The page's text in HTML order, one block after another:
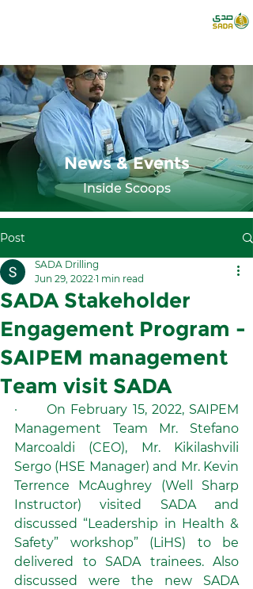
News & Events
Inside Scoops
Post
SADA Stakeholder
Engagement Program -
SAIPEM management
Team visit SADA
SADA Drilling
Jun 29, 2022 1 min read
·      On February 15, 2022, SAIPEM
Management Team Mr. Stefano
Marcoaldi (CEO), Mr. Kikilashvili
Sergo (HSE Manager) and Mr. Kevin
Terrence McAughrey (Well Sharp
Instructor) visited SADA and
discussed “Leadership in Health &
Safety” workshop” (LiHS) to be
delivered to SADA trainees. Also
discussed were the new SADA